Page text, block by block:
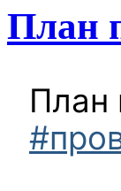
План
План